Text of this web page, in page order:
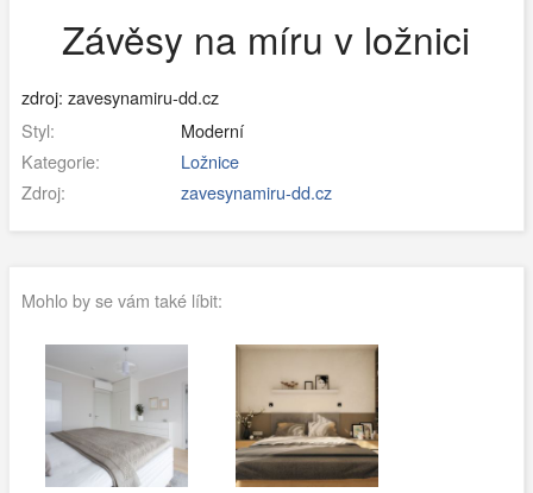
Závěsy na míru v ložnici
zdroj: zavesynamiru-dd.cz
Styl:
Moderní
Kategorie:
Ložnice
Zdroj:
zavesynamiru-dd.cz
Mohlo by se vám také líbit: